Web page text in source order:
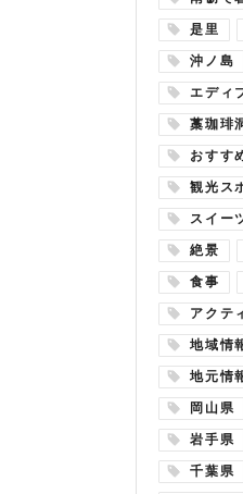
是里
沖ノ島
エディ
藁珈琲
おすす
観光ス
スイー
絶景
食事
アクテ
地域情
地元情
岡山県
岩手県
千葉県